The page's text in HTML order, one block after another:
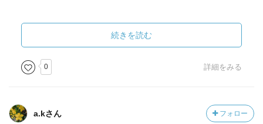
伝子の利己性を踏まえると合理的に説明ができる。ミツバ
チは種のために他の個体（女王蜂）の生存と繁栄を支える
ことで存在の根拠を獲得する。
人間の社会においてもそういった関わり方で存在の根拠を
子を産んで保育していくことが必要となる。そのため、長
寿になる。（ほかの生物は子を産んだと同時に死ぬことも
続きを読む
0 詳細をみる
a.kさん フォロー